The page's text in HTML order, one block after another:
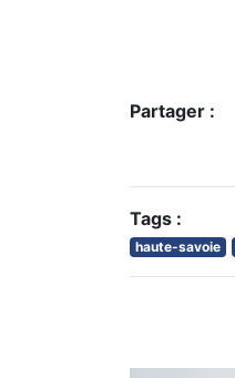
Partager :
Tags :
haute-savoie